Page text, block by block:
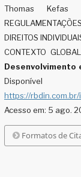
Thomas Kefas
DIREITOS
CONTEXTO
Desenvolvimento
https://
Acesso em: 5 ago.
Formatos de